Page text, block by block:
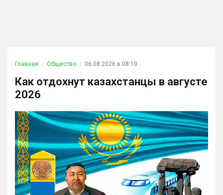
Главная Общество 06.08.2026 в 08:10
Как отдохнут казахстанцы в августе
2026